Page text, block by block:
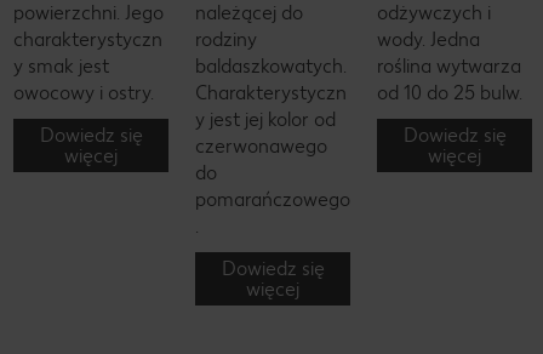
powierzchni. Jego
charakterystyczn
y smak jest
owocowy i ostry.
Dowiedz się
więcej
należącej do
rodziny
baldaszkowatych.
Charakterystyczn
y jest jej kolor od
czerwonawego
do
pomarańczowego
.
Dowiedz się
więcej
odżywczych i
wody. Jedna
roślina wytwarza
od 10 do 25 bulw.
Dowiedz się
więcej